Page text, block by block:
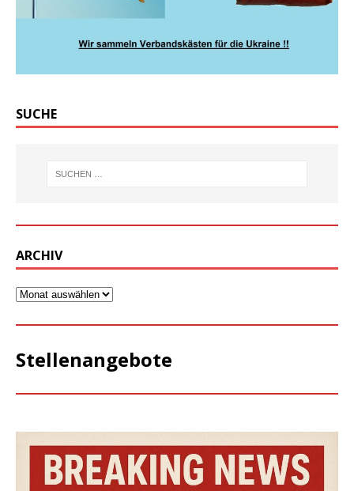
SUCHE
ARCHIV
Stellenangebote